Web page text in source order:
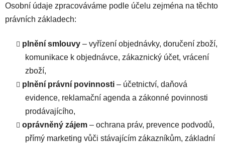
Osobní údaje zpracováváme podle účelu zejména na těchto
právních základech:
plnění smlouvy – vyřízení objednávky, doručení zboží,
komunikace k objednávce, zákaznický účet, vrácení
zboží,
plnění právní povinnosti – účetnictví, daňová
evidence, reklamační agenda a zákonné povinnosti
prodávajícího,
oprávněný zájem – ochrana práv, prevence podvodů,
přímý marketing vůči stávajícím zákazníkům, základní